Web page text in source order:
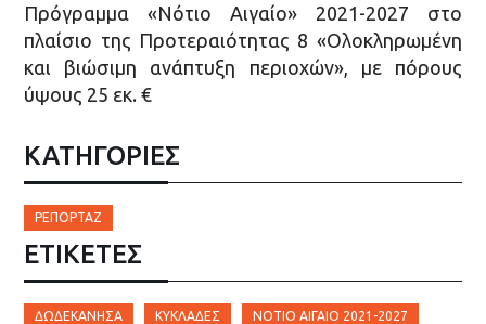
Πρόγραμμα «Νότιο Αιγαίο» 2021-2027 στο
πλαίσιο της Προτεραιότητας 8 «Ολοκληρωμένη
και βιώσιμη ανάπτυξη περιοχών», με πόρους
ύψους 25 εκ. €
ΚΑΤΗΓΟΡΙΕΣ
ΡΕΠΟΡΤΆΖ
ΕΤΙΚΈΤΕΣ
ΔΩΔΕΚΆΝΗΣΑ ΚΥΚΛΆΔΕΣ ΝΌΤΙΟ ΑΙΓΑΊΟ 2021-2027